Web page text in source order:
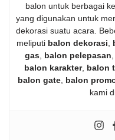
balon untuk berbagai
yang digunakan untuk
dekorasi suatu acara.
meliputi balon dekorasi
gas balon pelepasan
balon karakter, balon
balon gate, balon
kami